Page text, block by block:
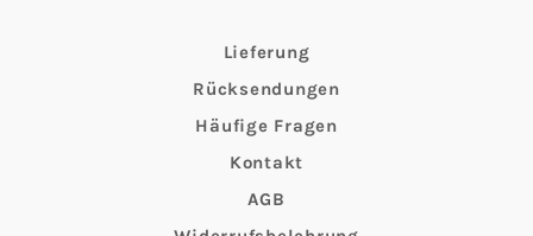
Lieferung
Rücksendungen
Häufige Fragen
Kontakt
AGB